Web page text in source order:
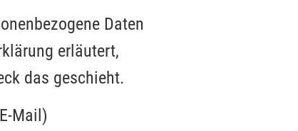
Daten
erläutert,
das geschieht.
Mail)